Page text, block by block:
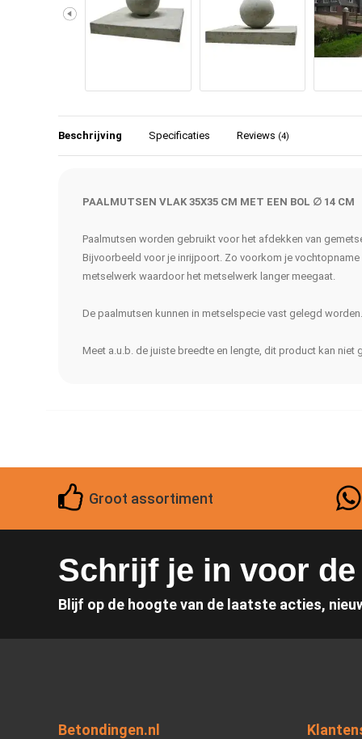
Beschrijving Specificaties Reviews (4)
PAALMUTSEN VLAK 35X35 CM MET EEN BOL ∅ 14 CM
Paalmutsen worden gebruikt voor het afdekken van
Bijvoorbeeld voor je inrijpoort. Zo voorkom je
metselwerk waardoor het metselwerk langer meegaat.
De paalmutsen kunnen in metselspecie vast gelegd worden.
Meet a.u.b. de juiste breedte en lengte, dit product kan niet
Groot assortiment
Schrijf je in voor
Blijf op de hoogte van de laatste acties,
Betondingen.nl